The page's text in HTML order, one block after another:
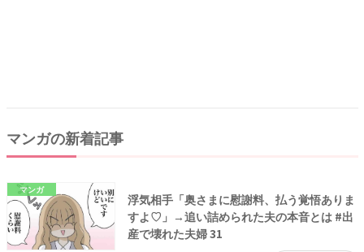
マンガの新着記事
マンガ
浮気相手「奥さまに慰謝料、払う覚悟ありま
すよ♡」→追い詰められた夫の本音とは #出
産で壊れた夫婦 31